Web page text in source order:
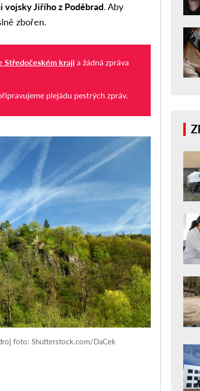
vojsky Jiřího z Poděbrad. Aby
zbořen.
Středočeském kraji a žádná zpráva
plejádu pestrých zpráv.
foto: Shutterstock.com/DaCek